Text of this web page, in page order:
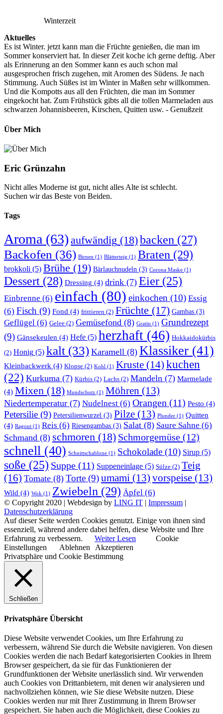
Winterzeit
Aktuelles
Es ist Winter. jetzt kann man die Früchte genießen, die man im
Sommer konserviert hat. In dieser Zeit koche ich gerne deftig. Aber
als Erinnerung an den Sommer kann es auch schon mal
ausgesprochen frisch zugehen, mit Aromen des Südens. Je nach
Stimmung. Auch Süßes ist im Winter in Maßen sehr willkommen.
Und die Kompotts aus all den Früchten, die man im Sommer
eingekocht hat. Zum Frühstück gibts all die tollen Marmeladen aus
schwarzen Johannisbeeren, Kirschen, Quitten usw. - Genußzeit
Über Mich
Eric Grünzahn
Nicht alles Moderne ist gut, nicht alles Alte ist schlecht.
Suchen wir das Beste von Beiden.
Tags
Aroma (63) aufwändig (18)backen (27)
Backofen (36) Birnen (1) Blätterteig (1) Braten (29)
brokkoli (5) Brühe (19) Bärlauchnudeln (3) Corona Maske (1)
Dessert (28) Dressing (4) drink (7) Eier (25)
Einbrenne (6) einfach (80) einkochen (10) Essig
(6) Fisch (9) Fond (4) frittieren (2) Früchte (17) Gambas (3)
Geflügel (6) Gelee (2) Gemüsefond (8) Gratin (1) Grundrezept
(9) Gänsekeulen (4) Hefe (5) herzhaft (46) Hokkaidokürbis
(2) Honig (5) kalt (33) Karamell (8) Klassiker (41)
Kleinbackwerk (4) Klopse (2) Kohl (1) Kruste (14) kuchen
(22) Kurkuma (7) Kürbis (2) Lachs (2) Mandeln (7) Marmelade
(4) Mixen (18) Mundschutz (1) Möhren (13)
Niedertemperatur (7) Nudelnest (6) Orangen (11) Pesto (4)
Petersilie (9) Petersilienwurzel (3) Pilze (13) Plunder (1) Quitten
(4) Ragout (1) Reis (6) Riesengambas (3) Salat (8) Saure Sahne (6)
Schmand (8) schmoren (18) Schmorgemüse (12)
schnell (40) Schnittschablone (1) Schokolade (10) Sirup (5)
soße (25) Suppe (11) Suppeneinlage (5) Sülze (2) Teig
(16) Tomate (8) Torte (9)umami (13) vorspeise (13)
Wild (4) Wok (1) Zwiebeln (29) Äpfel (6)
© Copyright 2020 | Webdesign by LING IT | Impressum |
Datenschutzerklärung
Auf dieser Seite werden Cookies genutzt. Einige von ihnen sind
essenziell, während andere dabei helfen, diese Website und Ihre
Erfahrung zu verbessern.
Weiter Lesen
Cookie
Einstellungen
Ablehnen
Akzeptieren
Privatsphäre und Cookie Bestimmung
Schließen
Privatsphäre Übersicht
Diese Website verwendet Cookies, um Ihre Erfahrung zu
verbessern, während Sie durch die Website navigieren. Von diesen
Cookies werden die nach Bedarf kategorisierten Cookies in Ihrem
Browser gespeichert, da sie für das Funktionieren der
Grundfunktionen der Website unerlässlich sind. Wir verwenden
auch Cookies von Drittanbietern, mit denen wir analysieren und
nachvollziehen können, wie Sie diese Website nutzen. Diese
Cookies werden nur mit Ihrer Zustimmung in Ihrem Browser
gespeichert. Sie haben auch die Möglichkeit, diese Cookies zu